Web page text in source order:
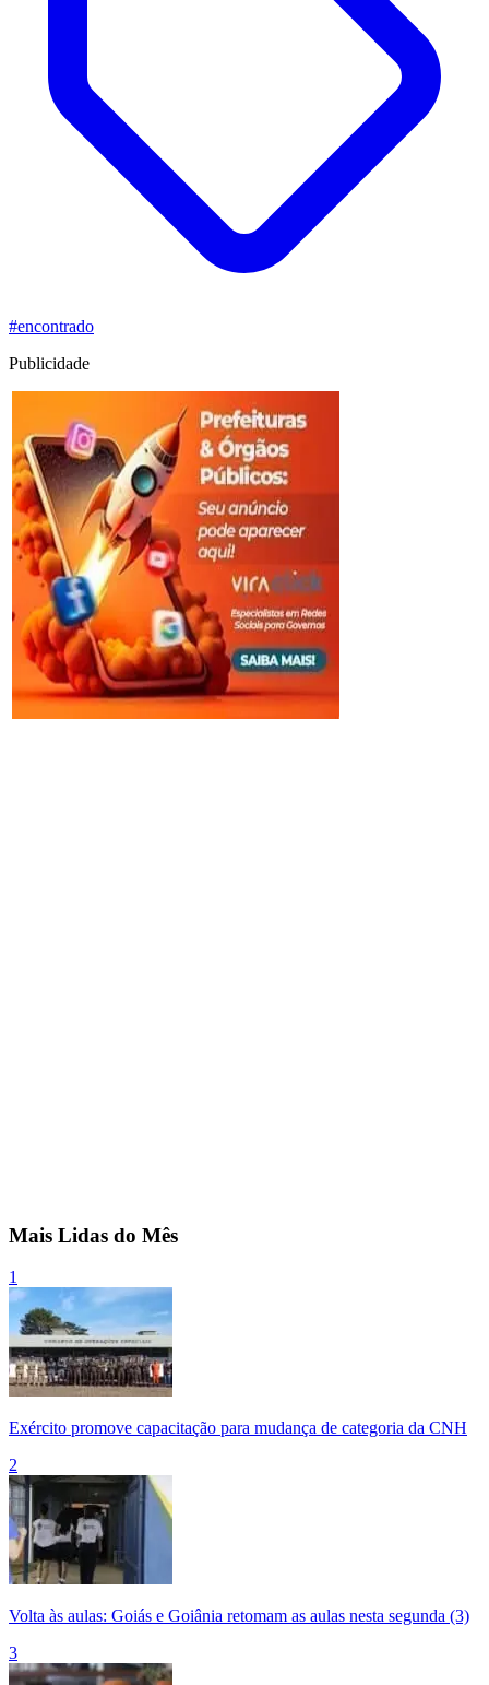
#encontrado
Publicidade
Mais Lidas do Mês
1
Exército promove capacitação para mudança de categoria da CNH
2
Volta às aulas: Goiás e Goiânia retomam as aulas nesta segunda (3)
3